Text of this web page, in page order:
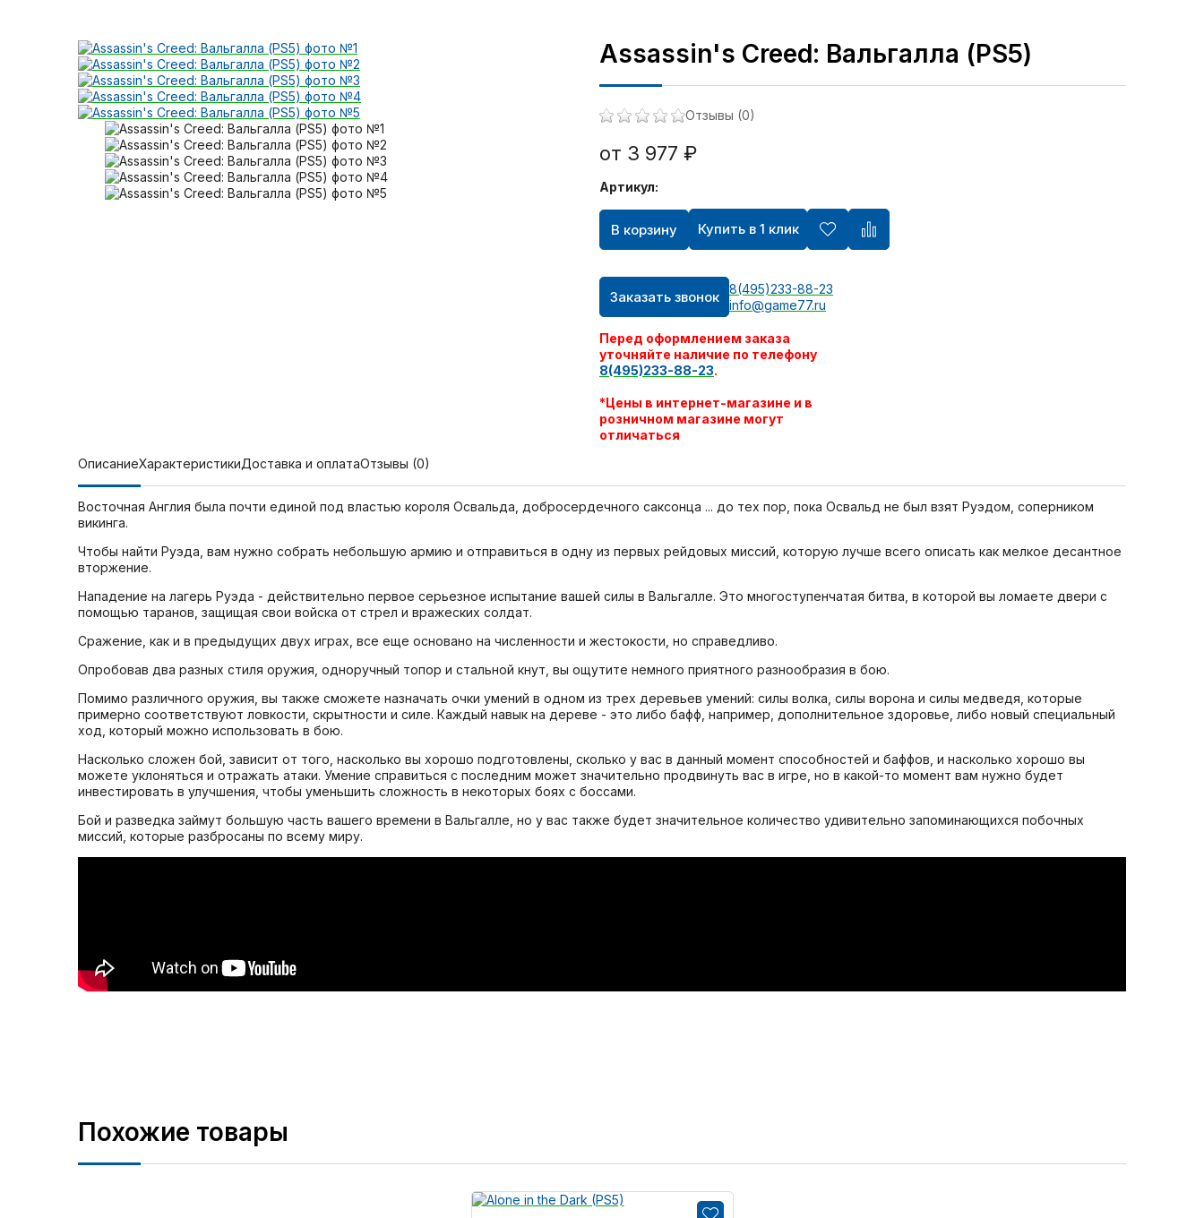
Assassin's Creed: Вальгалла (PS5)
Отзывы (0)
от 3 977 ₽
Артикул:
В корзину Купить в 1 клик
Заказать звонок
8(495)233-88-23
info@game77.ru
Перед оформлением заказа
уточняйте наличие по телефону
8(495)233-88-23.
*Цены в интернет-магазине и в
розничном магазине могут
отличаться
ОписаниеХарактеристикиДоставка и оплатаОтзывы (0)
Восточная Англия была почти единой под властью короля Освальда, добросердечного саксонца ... до тех пор, пока Освальд не был взят Руэдом, соперником
викинга.
Чтобы найти Руэда, вам нужно собрать небольшую армию и отправиться в одну из первых рейдовых миссий, которую лучше всего описать как мелкое десантное
вторжение.
Нападение на лагерь Руэда - действительно первое серьезное испытание вашей силы в Вальгалле. Это многоступенчатая битва, в которой вы ломаете двери с
помощью таранов, защищая свои войска от стрел и вражеских солдат.
Сражение, как и в предыдущих двух играх, все еще основано на численности и жестокости, но справедливо.
Опробовав два разных стиля оружия, одноручный топор и стальной кнут, вы ощутите немного приятного разнообразия в бою.
Помимо различного оружия, вы также сможете назначать очки умений в одном из трех деревьев умений: силы волка, силы ворона и силы медведя, которые
примерно соответствуют ловкости, скрытности и силе. Каждый навык на дереве - это либо бафф, например, дополнительное здоровье, либо новый специальный
ход, который можно использовать в бою.
Насколько сложен бой, зависит от того, насколько вы хорошо подготовлены, сколько у вас в данный момент способностей и баффов, и насколько хорошо вы
можете уклоняться и отражать атаки. Умение справиться с последним может значительно продвинуть вас в игре, но в какой-то момент вам нужно будет
инвестировать в улучшения, чтобы уменьшить сложность в некоторых боях с боссами.
Бой и разведка займут большую часть вашего времени в Вальгалле, но у вас также будет значительное количество удивительно запоминающихся побочных
миссий, которые разбросаны по всему миру.
Похожие товары